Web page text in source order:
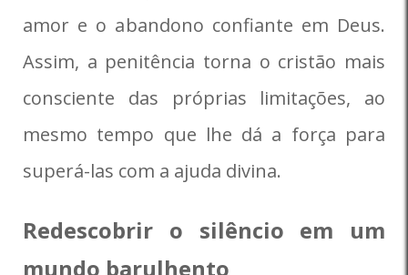
amor e o abandono confiante em Deus.
Assim, a penitência torna o cristão mais
consciente das próprias limitações, ao
mesmo tempo que lhe dá a força para
superá-las com a ajuda divina.
Redescobrir o silêncio em um
mundo barulhento